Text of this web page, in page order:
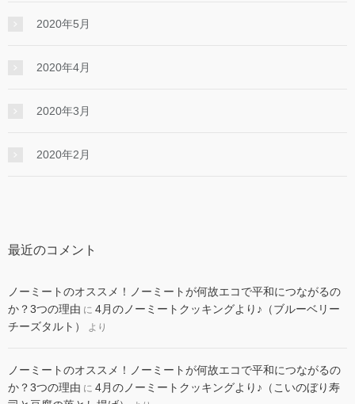
2020年5月
2020年4月
2020年3月
2020年2月
最近のコメント
ノーミートのオススメ！ノーミートが何故エコで平和につながるの
か？3つの理由 に 4月のノーミートクッキングより♪（ブルーベリー
チーズタルト）
より
ノーミートのオススメ！ノーミートが何故エコで平和につながるの
か？3つの理由 に 4月のノーミートクッキングより♪（こいのぼり寿